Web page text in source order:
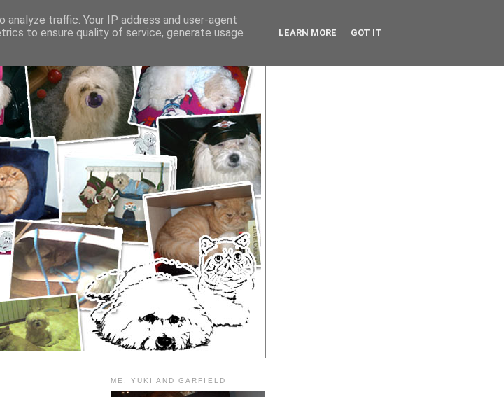
ME, YUKI AND GARFIELD
traffic. Your IP address and user-agent
to ensure quality of service, generate usage
LEARN MORE GOT IT